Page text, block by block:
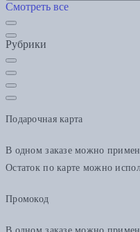
Смотреть все
Рубрики
Подарочная карта
В одном заказе можно
Остаток по карте можно
Промокод